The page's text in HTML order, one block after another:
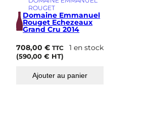
ROUGET
Domaine Emmanuel
Rouget Echezeaux
Grand Cru 2014
708,00€ TTC
(590,00€ HT)
1 en stock
Ajouter au panier